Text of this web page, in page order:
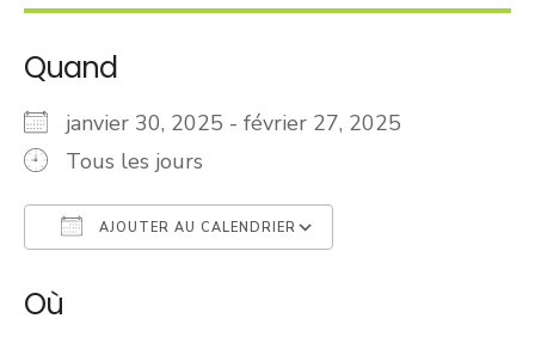
Quand
janvier 30, 2025 - février 27, 2025
Tous les jours
AJOUTER AU CALENDRIER
Où